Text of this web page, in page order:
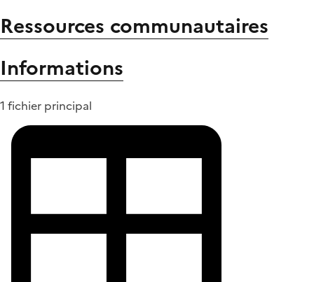
Ressources communautaires
Informations
1 fichier principal